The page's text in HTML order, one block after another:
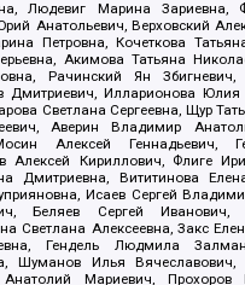
Людевиг Марина Зариевна,
Анатольевич, Верховский
Петровна, Кочеткова
Акимова Татьяна
Рачинский Ян
Дмитриевич, Илларионова
Светлана Сергеевна, Щур
Аверин Владимир
Алексей Геннадьевич,
Алексей Кириллович, Флиге
Дмитриевна, Вититинова
Исаев Сергей
Беляев Сергей Иванович,
Светлана Алексеевна, Закс
Гендель Людмила
Шуманов Илья
Анатолий Мариевич, Прохоров